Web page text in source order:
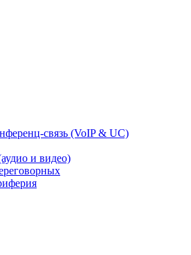
связь (VoIP & UC)
и видео)